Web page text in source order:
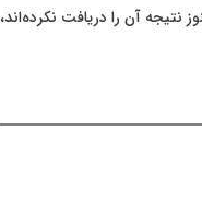
نتیجه آن را دریافت نکرده‌اند،